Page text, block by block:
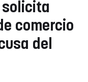
solicita
comercio
del